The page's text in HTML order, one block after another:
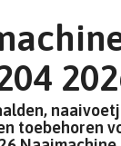
toebehoren